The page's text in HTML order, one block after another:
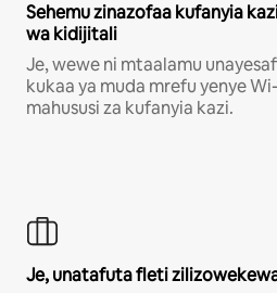
Sehemu zinazofaa kufanyia
wa kidijitali
Je, wewe ni mtaalamu
kukaa ya muda mrefu yenye
mahususi za kufanyia kazi.
Je, unatafuta fleti